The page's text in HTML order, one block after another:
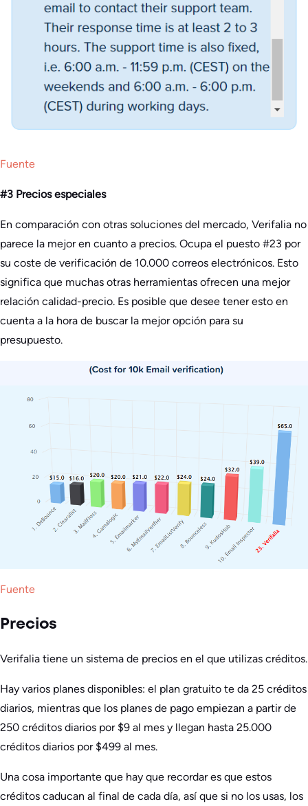
Fuente
#3 Precios especiales
En comparación con otras soluciones del mercado, Verifalia no
parece la mejor en cuanto a precios. Ocupa el puesto #23 por
su coste de verificación de 10.000 correos electrónicos. Esto
significa que muchas otras herramientas ofrecen una mejor
relación calidad-precio. Es posible que desee tener esto en
cuenta a la hora de buscar la mejor opción para su
presupuesto.
Fuente
Precios
Verifalia tiene un sistema de precios en el que utilizas créditos.
Hay varios planes disponibles: el plan gratuito te da 25 créditos
diarios, mientras que los planes de pago empiezan a partir de
250 créditos diarios por $9 al mes y llegan hasta 25.000
créditos diarios por $499 al mes.
Una cosa importante que hay que recordar es que estos
créditos caducan al final de cada día, así que si no los usas, los